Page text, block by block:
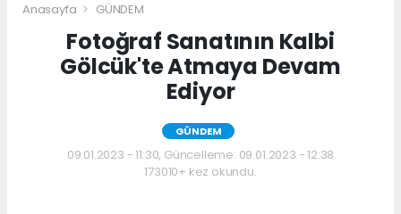
Anasayfa GÜNDEM
Fotoğraf Sanatının Kalbi
Gölcük'te Atmaya Devam
Ediyor
GÜNDEM
09.01.2023 - 11:30, Güncelleme: 09.01.2023 - 12:38
173010+ kez okundu.